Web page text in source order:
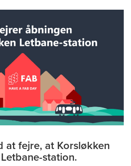
at fejre, at Korsløkken
station.